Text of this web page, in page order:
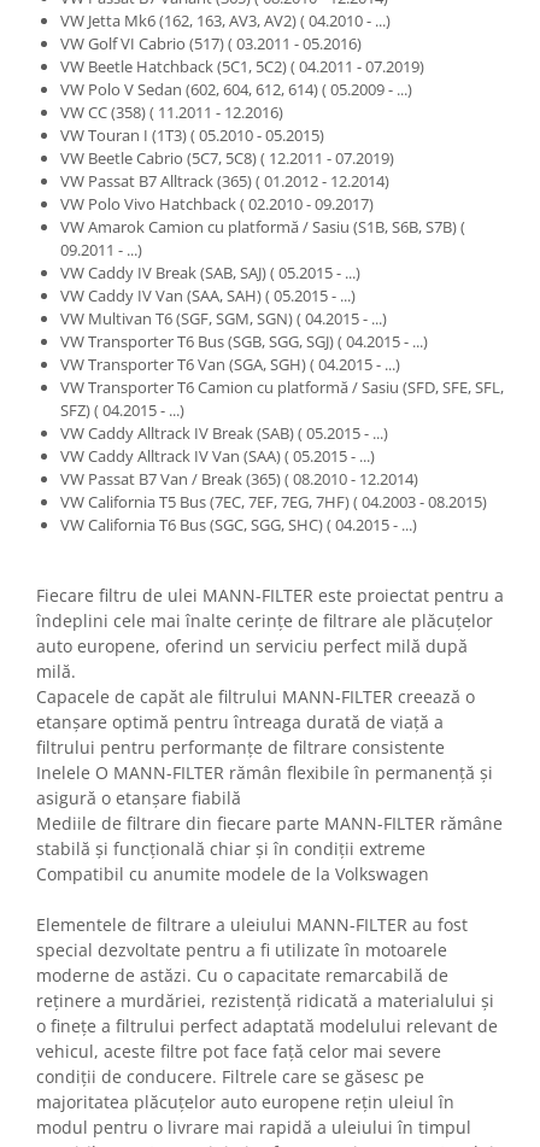
Servere, Componente & UPS
Telecomenzi garaj
Sport & Activitati in aer liber
Accesorii antrenament
Accesorii Fitness
Accesorii sportive
Articole Voiaj
Camping
Ciclism
Sporturi acvatice
Sporturi de interior
TV, Audio & Foto
Aparate Foto & Accesorii
Audio HI-FI & Profesionale
Camere video si sport
Drone si Accesorii
Telescoape & Optica
Televizoare & accesorii
Bacanie
Ambalaje cadouri
Cadouri
Curatenie si intretinere
VW Jetta Mk6 (162, 163, AV3, AV2) ( 04.2010 - ...)
VW Golf VI Cabrio (517) ( 03.2011 - 05.2016)
VW Beetle Hatchback (5C1, 5C2) ( 04.2011 - 07.2019)
VW Polo V Sedan (602, 604, 612, 614) ( 05.2009 - ...)
VW CC (358) ( 11.2011 - 12.2016)
VW Touran I (1T3) ( 05.2010 - 05.2015)
VW Beetle Cabrio (5C7, 5C8) ( 12.2011 - 07.2019)
VW Passat B7 Alltrack (365) ( 01.2012 - 12.2014)
VW Polo Vivo Hatchback ( 02.2010 - 09.2017)
VW Amarok Camion cu platformă / Sasiu (S1B, S6B, S7B) (
09.2011 - ...)
VW Caddy IV Break (SAB, SAJ) ( 05.2015 - ...)
VW Caddy IV Van (SAA, SAH) ( 05.2015 - ...)
VW Multivan T6 (SGF, SGM, SGN) ( 04.2015 - ...)
VW Transporter T6 Bus (SGB, SGG, SGJ) ( 04.2015 - ...)
VW Transporter T6 Van (SGA, SGH) ( 04.2015 - ...)
VW Transporter T6 Camion cu platformă / Sasiu (SFD, SFE, SFL,
SFZ) ( 04.2015 - ...)
VW Caddy Alltrack IV Break (SAB) ( 05.2015 - ...)
VW Caddy Alltrack IV Van (SAA) ( 05.2015 - ...)
VW Passat B7 Van / Break (365) ( 08.2010 - 12.2014)
VW California T5 Bus (7EC, 7EF, 7EG, 7HF) ( 04.2003 - 08.2015)
VW California T6 Bus (SGC, SGG, SHC) ( 04.2015 - ...)
Fiecare filtru de ulei MANN-FILTER este proiectat pentru a
îndeplini cele mai înalte cerințe de filtrare ale plăcuțelor
auto europene, oferind un serviciu perfect milă după
milă.
Capacele de capăt ale filtrului MANN-FILTER creează o
etanșare optimă pentru întreaga durată de viață a
filtrului pentru performanțe de filtrare consistente
Inelele O MANN-FILTER rămân flexibile în permanență și
asigură o etanșare fiabilă
Mediile de filtrare din fiecare parte MANN-FILTER rămâne
stabilă și funcțională chiar și în condiții extreme
Compatibil cu anumite modele de la Volkswagen
Elementele de filtrare a uleiului MANN-FILTER au fost
special dezvoltate pentru a fi utilizate în motoarele
moderne de astăzi. Cu o capacitate remarcabilă de
reținere a murdăriei, rezistență ridicată a materialului și
o finețe a filtrului perfect adaptată modelului relevant de
vehicul, aceste filtre pot face față celor mai severe
condiții de conducere. Filtrele care se găsesc pe
majoritatea plăcuțelor auto europene rețin uleiul în
modul pentru o livrare mai rapidă a uleiului în timpul